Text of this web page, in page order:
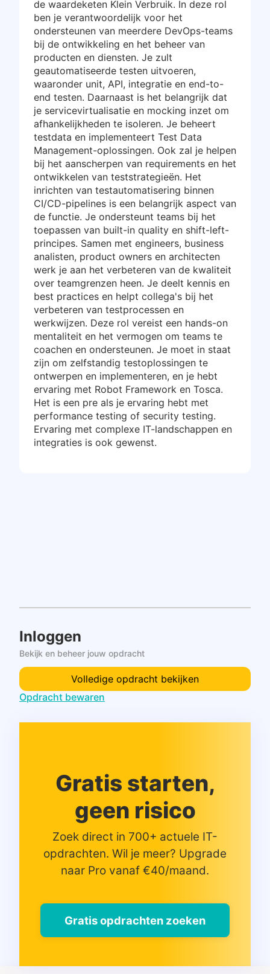
de waardeketen Klein Verbruik. In deze rol
ben je verantwoordelijk voor het
ondersteunen van meerdere DevOps-teams
bij de ontwikkeling en het beheer van
producten en diensten. Je zult
geautomatiseerde testen uitvoeren,
waaronder unit, API, integratie en end-to-
end testen. Daarnaast is het belangrijk dat
je servicevirtualisatie en mocking inzet om
afhankelijkheden te isoleren. Je beheert
testdata en implementeert Test Data
Management-oplossingen. Ook zal je helpen
bij het aanscherpen van requirements en het
ontwikkelen van teststrategieën. Het
inrichten van testautomatisering binnen
CI/CD-pipelines is een belangrijk aspect van
de functie. Je ondersteunt teams bij het
toepassen van built-in quality en shift-left-
principes. Samen met engineers, business
analisten, product owners en architecten
werk je aan het verbeteren van de kwaliteit
over teamgrenzen heen. Je deelt kennis en
best practices en helpt collega's bij het
verbeteren van testprocessen en
werkwijzen. Deze rol vereist een hands-on
mentaliteit en het vermogen om teams te
coachen en ondersteunen. Je moet in staat
zijn om zelfstandig testoplossingen te
ontwerpen en implementeren, en je hebt
ervaring met Robot Framework en Tosca.
Het is een pre als je ervaring hebt met
performance testing of security testing.
Ervaring met complexe IT-landschappen en
integraties is ook gewenst.
Inloggen
Bekijk en beheer jouw opdracht
Volledige opdracht bekijken
Opdracht bewaren
Gratis starten,
geen risico
Zoek direct in 700+ actuele IT-
opdrachten. Wil je meer? Upgrade
naar Pro vanaf €40/maand.
Gratis opdrachten zoeken